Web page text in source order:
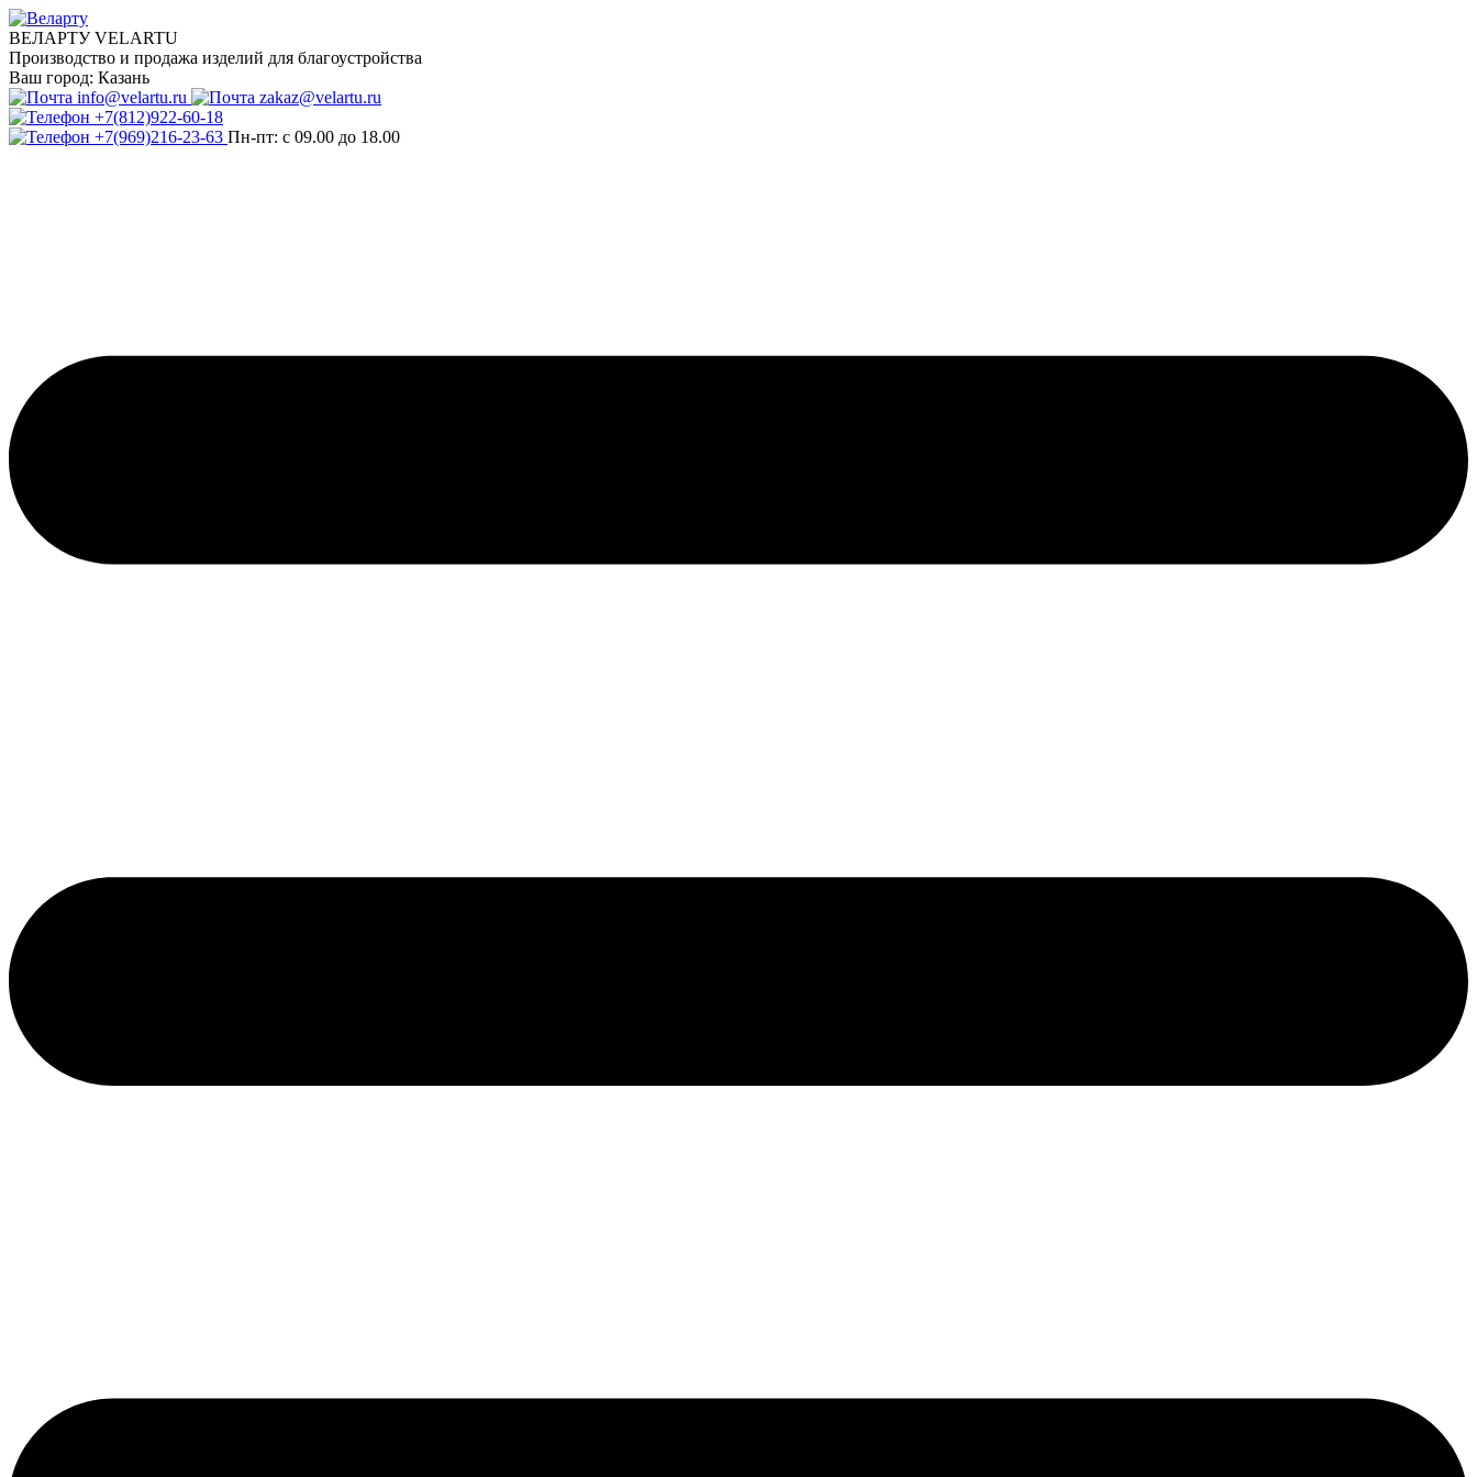
ВЕЛАРТУ VELARTU
Производство и продажа изделий для благоустройства
Ваш город: Казань
info@velartu.ru
zakaz@velartu.ru
+7(812)922-60-18
+7(969)216-23-63 Пн-пт: с 09.00 до 18.00